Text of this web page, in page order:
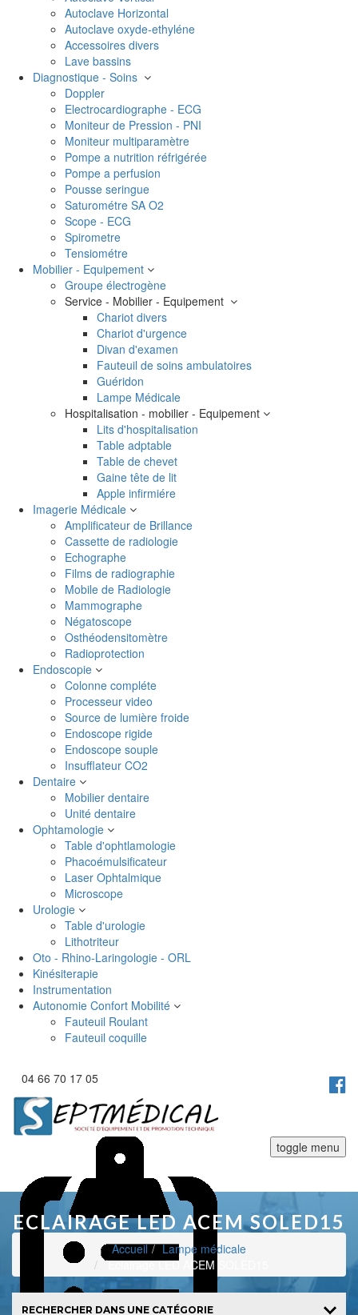
Autoclave Horizontal
Autoclave oxyde-ethyléne
Accessoires divers
Lave bassins
Diagnostique - Soins
Doppler
Electrocardiographe - ECG
Moniteur de Pression - PNI
Moniteur multiparamètre
Pompe a nutrition réfrigérée
Pompe a perfusion
Pousse seringue
Saturométre SA O2
Scope - ECG
Spirometre
Tensiométre
Mobilier - Equipement
Groupe électrogène
Service - Mobilier - Equipement
Chariot divers
Chariot d'urgence
Divan d'examen
Fauteuil de soins ambulatoires
Guéridon
Lampe Médicale
Hospitalisation - mobilier - Equipement
Lits d'hospitalisation
Table adptable
Table de chevet
Gaine tête de lit
Apple infirmiére
Imagerie Médicale
Amplificateur de Brillance
Cassette de radiologie
Echographe
Films de radiographie
Mobile de Radiologie
Mammographe
Négatoscope
Osthéodensitomètre
Radioprotection
Endoscopie
Colonne compléte
Processeur video
Source de lumière froide
Endoscope rigide
Endoscope souple
Insufflateur CO2
Dentaire
Mobilier dentaire
Unité dentaire
Ophtamologie
Table d'ophtlamologie
Phacoémulsificateur
Laser Ophtalmique
Microscope
Urologie
Table d'urologie
Lithotriteur
Oto - Rhino-Laringologie - ORL
Kinésiterapie
Instrumentation
Autonomie Confort Mobilité
Fauteuil Roulant
Fauteuil coquille
04 66 70 17 05
toggle menu
ECLAIRAGE LED ACEM SOLED15
Accueil
Lampe médicale
Eclairage LED ACEM SOLED15